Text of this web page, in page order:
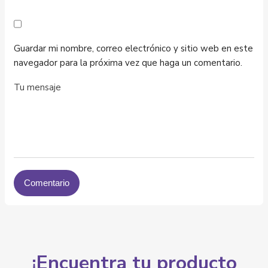
Guardar mi nombre, correo electrónico y sitio web en este
navegador para la próxima vez que haga un comentario.
¡Encuentra tu producto